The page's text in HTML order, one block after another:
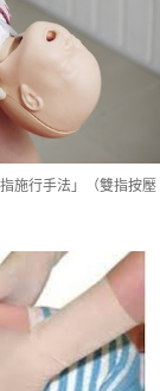
施行手法」（雙指按壓